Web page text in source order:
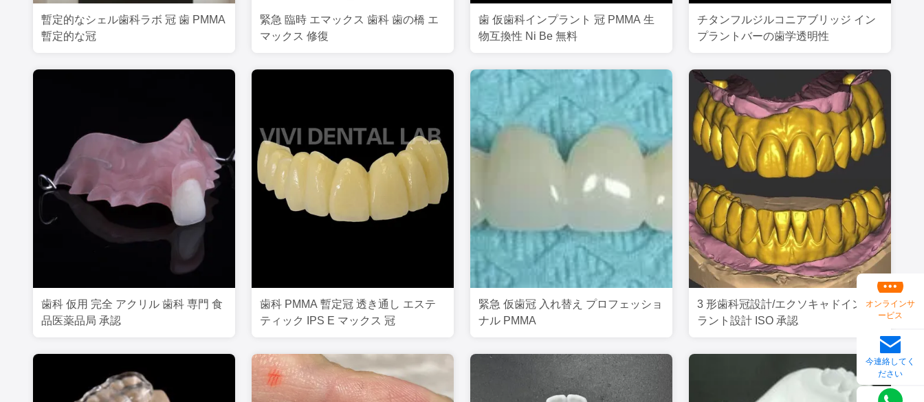
暫定的なシェル歯科ラボ 冠 歯 PMMA
暫定的な冠
緊急 臨時 エマックス 歯科 歯の橋 エ
マックス 修復
歯 仮歯科インプラント 冠 PMMA 生
物互換性 Ni Be 無料
チタンフルジルコニアブリッジ イン
プラントバーの歯学透明性
歯科 仮用 完全 アクリル 歯科 専門 食
品医薬品局 承認
歯科 PMMA 暫定冠 透き通し エステ
ティック IPS E マックス 冠
緊急 仮歯冠 入れ替え プロフェッショ
ナル PMMA
3 形歯科冠設計/エクソキャドインプ
ラント設計 ISO 承認
オンラインサ
ービス
今連絡してく
ださい